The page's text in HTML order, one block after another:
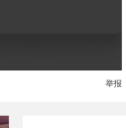
举报